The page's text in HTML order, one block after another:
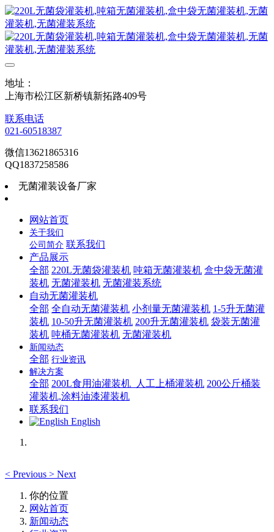
地址：
上海市松江区新桥镇新拓路409号
联系电话
021-60518387
微信13621865316
QQ1837258586
无菌灌装设备厂家
网站首页
关于我们
公司简介 联系我们
产品展示
全部 220L无菌袋灌装机 吨箱无菌灌装机 盒中袋无菌灌
装机 无菌灌装机 无菌灌装系统
自动无菌灌装机
全部 全自动无菌灌装机 小剂量无菌灌装机 1-5升无菌灌
装机 10-50升无菌灌装机 200升无菌灌装机 袋装无菌灌
装机 吨桶无菌灌装机 无菌灌装机
新闻动态
全部 行业资讯
解决方案
全部 200L食用油灌装机_人工上桶灌装机 200公斤桶装
灌装机,涂料油漆灌装机
联系我们
English
< Previous > Next
你的位置
网站首页
新闻动态